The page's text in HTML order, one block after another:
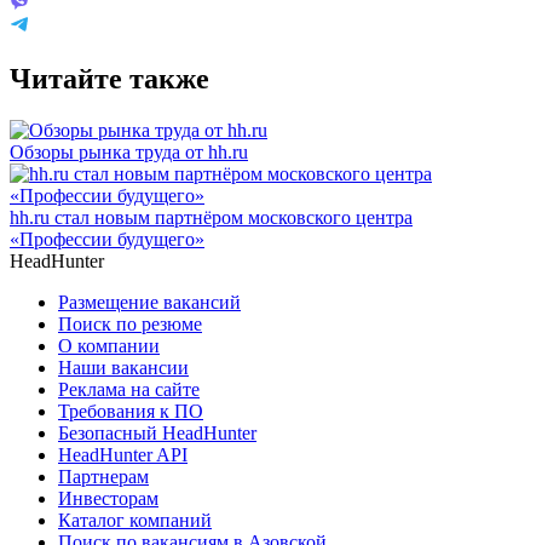
Читайте также
Обзоры рынка труда от hh.ru
hh.ru стал новым партнёром московского центра
«Профессии будущего»
HeadHunter
Размещение вакансий
Поиск по резюме
О компании
Наши вакансии
Реклама на сайте
Требования к ПО
Безопасный HeadHunter
HeadHunter API
Партнерам
Инвесторам
Каталог компаний